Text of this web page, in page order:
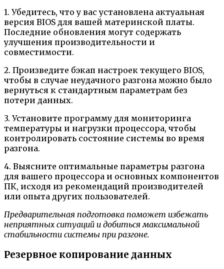
1. Убедитесь, что у вас установлена актуальная
версия BIOS для вашей материнской платы.
Последние обновления могут содержать
улучшения производительности и
совместимости.
2. Произведите бэкап настроек текущего BIOS,
чтобы в случае неудачного разгона можно было
вернуться к стандартным параметрам без
потери данных.
3. Установите программу для мониторинга
температуры и нагрузки процессора, чтобы
контролировать состояние системы во время
разгона.
4. Выясните оптимальные параметры разгона
для вашего процессора и основных компонентов
ПК, исходя из рекомендаций производителей
или опыта других пользователей.
Предварительная подготовка поможет избежать
неприятных ситуаций и добиться максимальной
стабильности системы при разгоне.
Резервное копирование данных